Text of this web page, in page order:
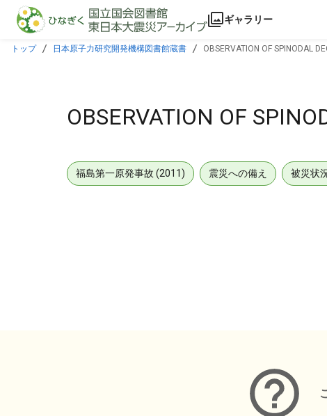
本文に飛ぶ
ギャラリー
トップ 日本原子力研究開発機構図書館蔵書 OBSERVATION OF SPINODAL
OBSERVATION OF
福島第一原発事故 (2011) 震災への備え 被災状